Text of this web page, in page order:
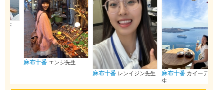
麻布十番:エンジ先生
麻布十番:レンイジン先生 麻布十番:カイーティン先